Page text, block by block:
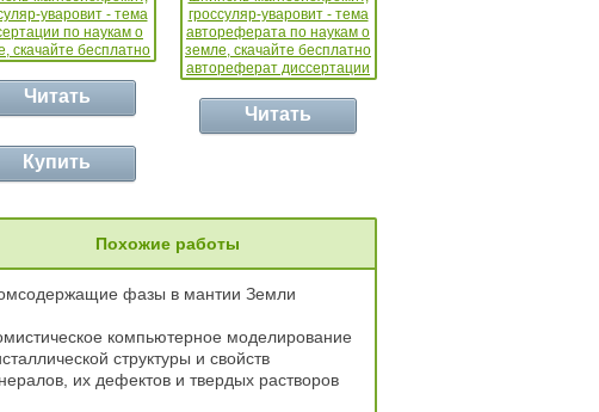
Читать
Читать
Купить
Похожие работы
фазы в мантии Земли
компьютерное моделирование
структуры и свойств
их дефектов и твердых растворов